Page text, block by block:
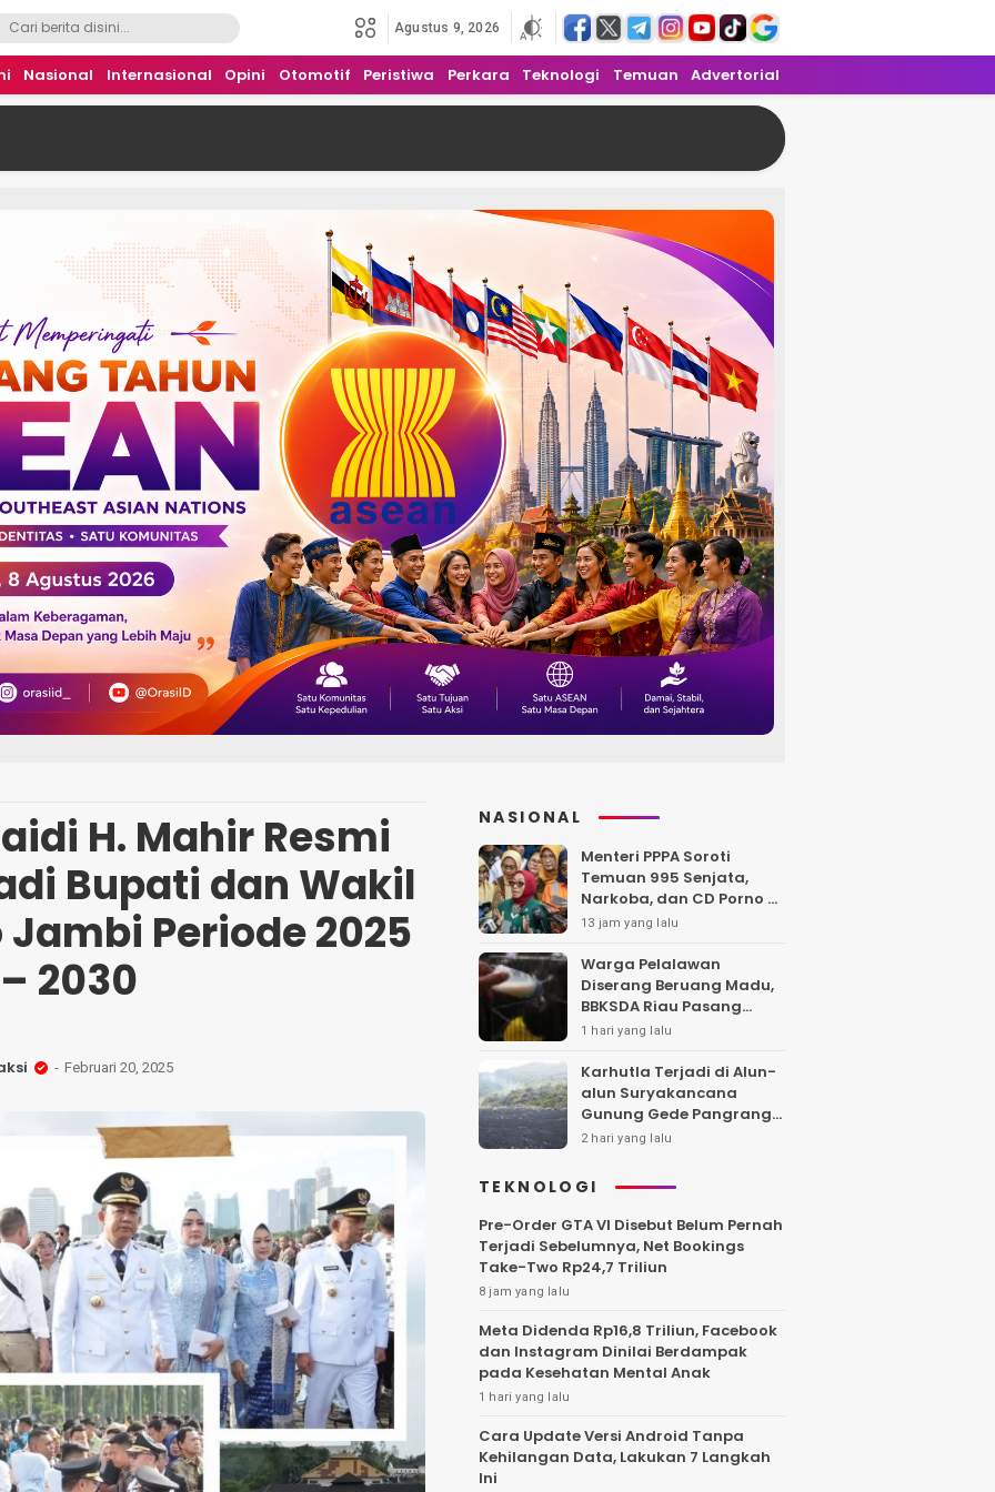
Agustus 9, 2026
Nasional Internasional Opini Otomotif Peristiwa Perkara Teknologi Temuan Advertorial
H. Mahir Resmi
Bupati dan Wakil
Periode 2025
– 2030
Februari 20, 2025
NASIONAL
Menteri PPPA Soroti
Temuan 995 Senjata,
Narkoba, dan CD Porno di
Sekolah Jaksel
13 jam yang lalu
Warga Pelalawan
Diserang Beruang Madu,
BBKSDA Riau Pasang
Kandang Jebak di Lokasi
1 hari yang lalu
Karhutla Terjadi di Alun-
alun Suryakancana
Gunung Gede Pangrango,
Api Berhasil Dipadamka
2 hari yang lalu
TEKNOLOGI
Pre-Order GTA VI Disebut Belum Pernah
Terjadi Sebelumnya, Net Bookings
Take-Two Rp24,7 Triliun
8 jam yang lalu
Meta Didenda Rp16,8 Triliun, Facebook
dan Instagram Dinilai Berdampak
pada Kesehatan Mental Anak
1 hari yang lalu
Cara Update Versi Android Tanpa
Kehilangan Data, Lakukan 7 Langkah
Ini